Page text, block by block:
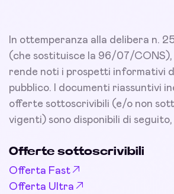
In ottemperanza alla delibera n.
(che sostituisce la 96/07/CONS),
rende noti i prospetti informativi
pubblico. I documenti riassuntivi
offerte sottoscrivibili (e/o non
vigenti) sono disponibili di
Offerte sottoscrivibili
Offerta Fast
Offerta Ultra